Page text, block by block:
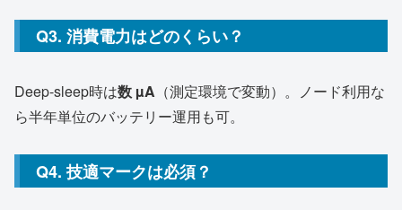
Q3. 消費電力はどのくらい？
Deep-sleep時は数 µA （測定環境で変動）。ノード利用な
ら半年単位のバッテリー運用も可。
Q4. 技適マークは必須？